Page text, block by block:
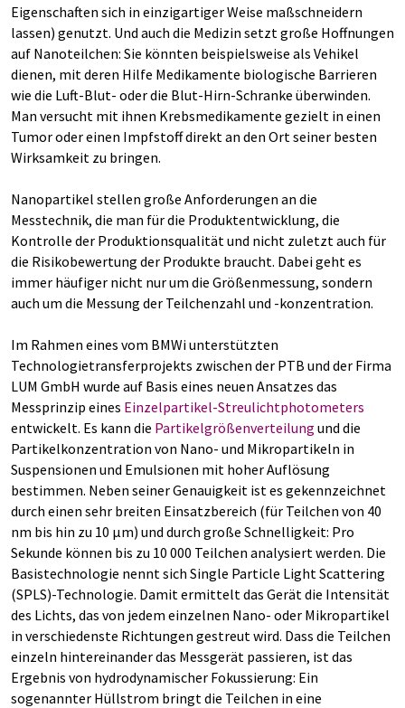
Eigenschaften sich in einzigartiger Weise maßschneidern
lassen) genutzt. Und auch die Medizin setzt große Hoffnungen
auf Nanoteilchen: Sie könnten beispielsweise als Vehikel
dienen, mit deren Hilfe Medikamente biologische Barrieren
wie die Luft-Blut- oder die Blut-Hirn-Schranke überwinden.
Man versucht mit ihnen Krebsmedikamente gezielt in einen
Tumor oder einen Impfstoff direkt an den Ort seiner besten
Wirksamkeit zu bringen.
Nanopartikel stellen große Anforderungen an die
Messtechnik, die man für die Produktentwicklung, die
Kontrolle der Produktionsqualität und nicht zuletzt auch für
die Risikobewertung der Produkte braucht. Dabei geht es
immer häufiger nicht nur um die Größenmessung, sondern
auch um die Messung der Teilchenzahl und -konzentration.
Im Rahmen eines vom BMWi unterstützten
Technologietransferprojekts zwischen der PTB und der Firma
LUM GmbH wurde auf Basis eines neuen Ansatzes das
Messprinzip eines Einzelpartikel-Streulichtphotometers
entwickelt. Es kann die Partikelgrößenverteilung und die
Partikelkonzentration von Nano- und Mikropartikeln in
Suspensionen und Emulsionen mit hoher Auflösung
bestimmen. Neben seiner Genauigkeit ist es gekennzeichnet
durch einen sehr breiten Einsatzbereich (für Teilchen von 40
nm bis hin zu 10 µm) und durch große Schnelligkeit: Pro
Sekunde können bis zu 10 000 Teilchen analysiert werden. Die
Basistechnologie nennt sich Single Particle Light Scattering
(SPLS)-Technologie. Damit ermittelt das Gerät die Intensität
des Lichts, das von jedem einzelnen Nano- oder Mikropartikel
in verschiedenste Richtungen gestreut wird. Dass die Teilchen
einzeln hintereinander das Messgerät passieren, ist das
Ergebnis von hydrodynamischer Fokussierung: Ein
sogenannter Hüllstrom bringt die Teilchen in eine